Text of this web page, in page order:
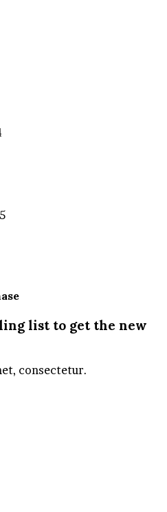
list to get the new
consectetur.